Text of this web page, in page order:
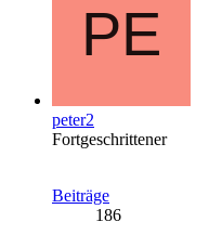
peter2
Fortgeschrittener
Beiträge
186